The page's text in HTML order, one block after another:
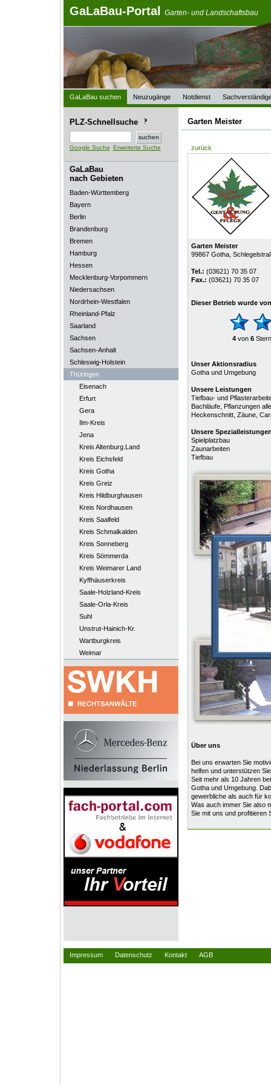
GaLaBau-Portal Garten- und Landschaftsbau
GaLaBau suchen Neuzugänge Notdienst
PLZ-Schnellsuche
Google Suche Erweiterte Suche
GaLaBau
nach Gebieten
Baden-Württemberg
Bayern
Berlin
Brandenburg
Bremen
Hamburg
Hessen
Mecklenburg-Vorpommern
Niedersachsen
Nordrhein-Westfalen
Rheinland-Pfalz
Saarland
Sachsen
Sachsen-Anhalt
Schleswig-Holstein
Thüringen
Eisenach
Erfurt
Gera
Ilm-Kreis
Jena
Kreis Altenburg.Land
Kreis Eichsfeld
Kreis Gotha
Kreis Greiz
Kreis Hildburghausen
Kreis Nordhausen
Kreis Saalfeld
Kreis Schmalkalden
Kreis Sonneberg
Kreis Sömmerda
Kreis Weimarer Land
Kyffhäuserkreis
Saale-Holzland-Kreis
Saale-Orla-Kreis
Suhl
Unstrut-Hainich-Kr.
Wartburgkreis
Weimar
Garten Meister
zurück
Garten Meister
99867 Gotha,
Tel.: (03621) 70 35 07
Fax.: (03621) 70 35 07
Dieser Betrieb wurde
4von 6
Unser Aktionsradius
Gotha und Umgebung
Unsere Leistungen
Tiefbau- und
Bachläufe, Pflanzungen
Heckenschnitt, Zäune,
Unsere
Spielplatzbau
Zaunarbeiten
Tiefbau
Über uns
Bei uns erwarten Sie
helfen und unterstützen
Seit mehr als 10 Jahren
Gotha und Umgebung.
gewerbliche als auch für
Was auch immer Sie also
Sie mit uns und profitieren
Impressum Datenschutz Kontakt AGB